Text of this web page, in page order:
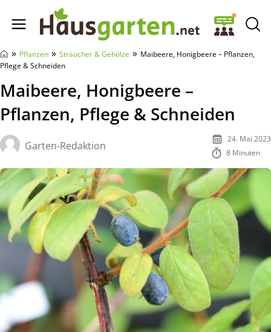
Hausgarten.net
» Pflanzen » Sträucher & Gehölze » Maibeere, Honigbeere – Pflanzen,
Pflege & Schneiden
Maibeere, Honigbeere –
Pflanzen, Pflege & Schneiden
Garten-Redaktion
24. Mai 2023
8 Minuten